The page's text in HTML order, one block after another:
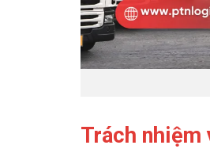
Trách nhiệm